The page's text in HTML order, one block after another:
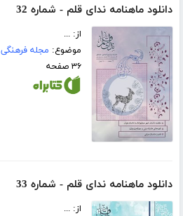
دانلود ماهنامه ندای قلم - شماره 32
از: ...
موضوع: مجله فرهنگی
۳۶ صفحه
دانلود ماهنامه ندای قلم - شماره 33
از: ...